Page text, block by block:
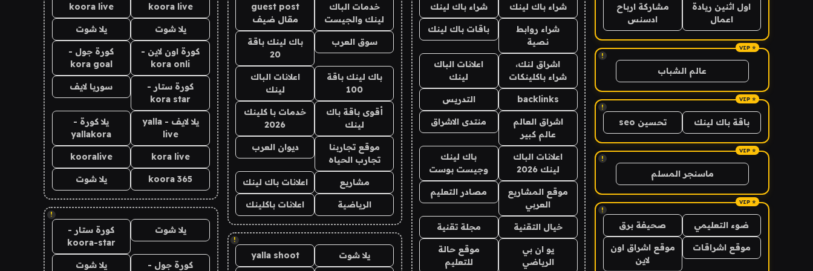
اول اثنين ريادة
اعمال
مشاركة ارباح
ادسنس
!
عالم الشباب
!
باقة باك لينك تحسين seo
!
ماسنجر المسلم
!
ضوء التعليمي صحيفة برق
موقع اشراقات
موقع اشراق اون
لاين
شراء باك لينك شراء باك لينك
شراء روابط
نصية
باقات باك لينك
اشراق لنك،
شراء باكلينكات
اعلانات الباك
لينك
backlinks التدريس
اشراق العالم
عالم كبير
منتدى الاشراق
اعلانات الباك
لينك 2026
باك لينك
وجيست بوست
موقع المشاريع
العربي
مصادر التعليم
خيال التقنية مجلة تقنية
يو ان بي
الرياضي
موقع حالة
للتعليم
خدمات الباك
لينك والجيست
guest post
مقال ضيف
سوق العرب
باك لينك باقة
20
باك لينك باقة
100
اعلانات الباك
لينك
أقوى باقة باك
لينك
خدمات با كلينك
2026
موقع تجاربنا
تجارب الحياه
ديوان العرب
مشاريع اعلانات باك لينك
الرياضية اعلانات باكلينك
!
يلا شوت yalla shoot
koora live
koora live
يلا شوت يلا شوت
كورة اون لاين -
kora onli
كورة جول -
kora goal
كورة ستار -
kora star
سوريا لايف
يلا لايف - yalla
live
يلا كورة -
yallakora
kora live
kooralive
koora 365 يلا شوت
!
يلا شوت
كورة ستار -
koora-star
كورة جول -
يلا شوت